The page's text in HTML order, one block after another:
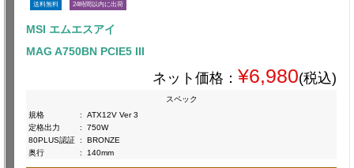
送料無料 24時間以内に出荷
MSI エムエスアイ
MAG A750BN PCIE5 III
ネット価格： ¥6,980(税込)
スペック
規格
:
ATX12V Ver 3
定格出力
:
750W
80PLUS認証 :
BRONZE
奥行
: 140mm